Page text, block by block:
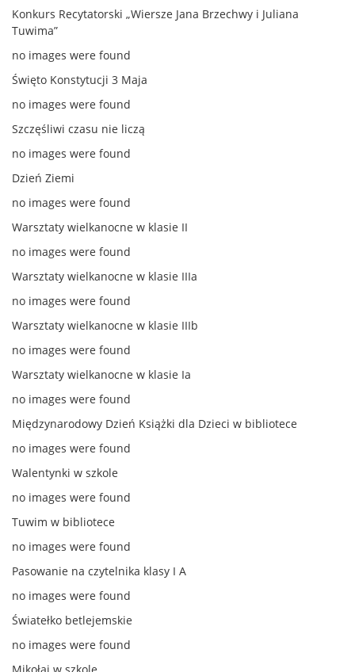
Konkurs Recytatorski „Wiersze Jana Brzechwy i Juliana
Tuwima”
no images were found
Święto Konstytucji 3 Maja
no images were found
Szczęśliwi czasu nie liczą
no images were found
Dzień Ziemi
no images were found
Warsztaty wielkanocne w klasie II
no images were found
Warsztaty wielkanocne w klasie IIIa
no images were found
Warsztaty wielkanocne w klasie IIIb
no images were found
Warsztaty wielkanocne w klasie Ia
no images were found
Międzynarodowy Dzień Książki dla Dzieci w bibliotece
no images were found
Walentynki w szkole
no images were found
Tuwim w bibliotece
no images were found
Pasowanie na czytelnika klasy I A
no images were found
Światełko betlejemskie
no images were found